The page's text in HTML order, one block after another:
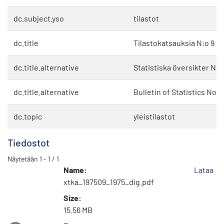
dc.subject.yso tilastot
dc.title Tilastokatsauksia N:o 9
dc.title.alternative Statistiska översikter Nr 9
dc.title.alternative Bulletin of Statistics No. 9
dc.topic yleistilastot
Tiedostot
Näytetään 1 - 1 / 1
Name:
xtka_197509_1975_dig.pdf
Size:
15.56 MB
Lataa